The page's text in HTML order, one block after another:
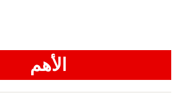
الأهم